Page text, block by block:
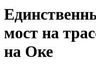
мост на
на Оке